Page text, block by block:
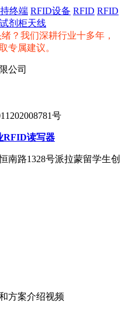
终端 RFID设备 RFID RFID
试剂柜天线
？我们深耕行业十多年，
专属建议。
公司
号
RFID读写器
南路1328号派拉蒙留学生创
方案介绍视频